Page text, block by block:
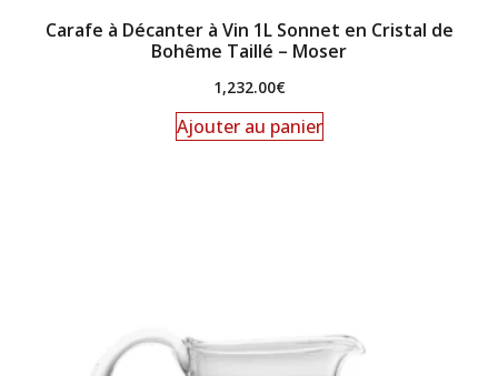
Carafe à Décanter à Vin 1L Sonnet en Cristal de
Bohême Taillé – Moser
1,232.00€
Ajouter au panier